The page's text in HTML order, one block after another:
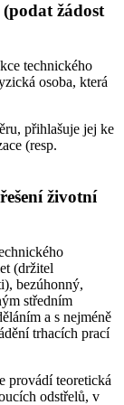
žádost
technického
osoba, která
přihlašuje jej ke
(resp.
životní
(držitel
bezúhonný,
středním
a s nejméně
trhacích prací
provádí teoretická
odstřelů, v